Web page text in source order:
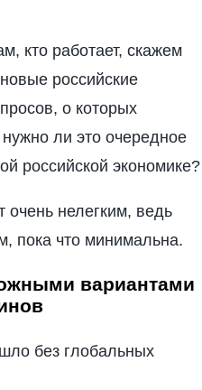
кто работает, скажем
российские
о которых
ли это очередное
российской экономике?
очень нелегким, ведь
пока что минимальна.
вариантами
без глобальных